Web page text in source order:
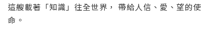
這艘載著「知識」往全世界， 帶給人信、愛、望的使
命 。